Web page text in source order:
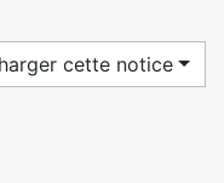
cette notice